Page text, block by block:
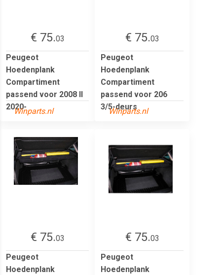
€ 75.03
Peugeot
Hoedenplank
Compartiment
passend voor 2008 II
2020-
Winparts.nl
€ 75.03
Peugeot
Hoedenplank
Compartiment
passend voor 206
3/5-deurs
Winparts.nl
€ 75.03
Peugeot
Hoedenplank
€ 75.03
Peugeot
Hoedenplank